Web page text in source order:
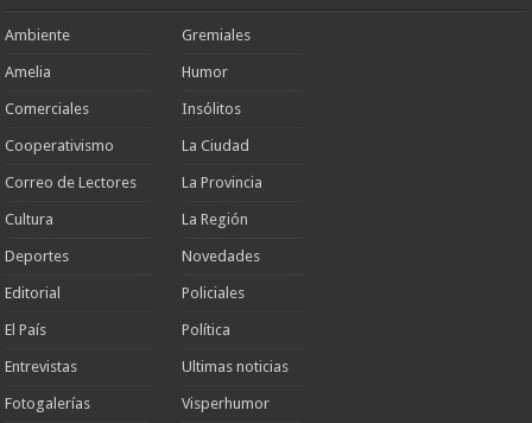
Ambiente
Amelia
Comerciales
Cooperativismo
Correo de Lectores
Cultura
Deportes
Editorial
El País
Entrevistas
Fotogalerías
Gremiales
Humor
Insólitos
La Ciudad
La Provincia
La Región
Novedades
Policiales
Política
Ultimas noticias
Visperhumor